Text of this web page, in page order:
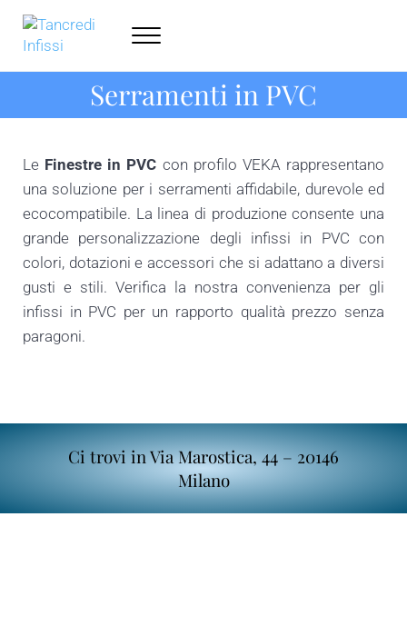
Skip to main content
Skip to header right navigation
Skip to site footer
Tancredi Infissi
Serramenti Milano - 338.6447906
Menu
Serramenti in PVC
Le Finestre in PVC con profilo VEKA rappresentano
una soluzione per i serramenti affidabile, durevole ed
ecocompatibile. La linea di produzione consente una
grande personalizzazione degli infissi in PVC con
colori, dotazioni e accessori che si adattano a diversi
gusti e stili. Verifica la nostra convenienza per gli
infissi in PVC per un rapporto qualità prezzo senza
paragoni.
Ci trovi in Via Marostica, 44 – 20146
Milano